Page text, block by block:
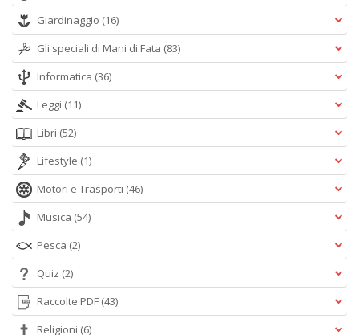
Giardinaggio (16)
Gli speciali di Mani di Fata (83)
Informatica (36)
Leggi (11)
Libri (52)
Lifestyle (1)
Motori e Trasporti (46)
Musica (54)
Pesca (2)
Quiz (2)
Raccolte PDF (43)
Religioni (6)